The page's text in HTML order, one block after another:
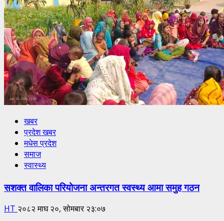
खबर
प्रदेश खबर
मधेस प्रदेश
समाज
स्वास्थ्य
सशक्त वालिका परियोजना अन्तरगत स्वस्थ्य आमा समुह गठन
HT २०८२ माघ २०, सोमबार २३:०७